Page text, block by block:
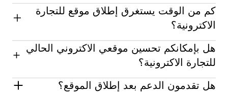
نحن متخصصون في شوبيفاي، ووكومرس، ماجنتو، بالإضافة
إلى حلول مخصصة تناسب احتياجات أعمالك.
كم من الوقت يستغرق إطلاق موقع للتجارة
الاكترونية؟
يتراوح الوقت من 4 إلى 12 أسبوعًا حسب تعقيد المشروع
ومتطلباته.
هل بإمكانكم تحسين موقعي الاكتروني الحالي
للتجارة الاكترونية؟
نعم. نقوم بتحسين تجربة المستخدم، سرعة الموقع، تحسين
هل تقدمون الدعم بعد إطلاق الموقع؟